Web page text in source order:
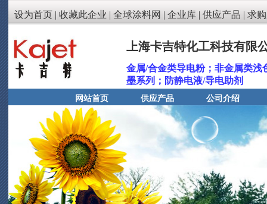
设为首页 | 收藏此企业 | 全球涂料网 | 企业库 | 供应产品 | 求
上海卡吉特化工科技有限
金属/合金类导电粉；非金属类浅
墨系列；防静电液/导电助剂
网站首页 供应产品 公司介绍